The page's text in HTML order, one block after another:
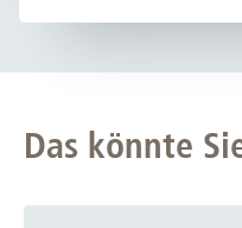
Das könnte